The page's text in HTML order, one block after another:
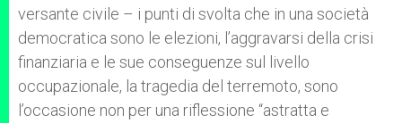
versante civile – i punti di svolta che in una società
democratica sono le elezioni, l’aggravarsi della crisi
finanziaria e le sue conseguenze sul livello
occupazionale, la tragedia del terremoto, sono
l’occasione non per una riflessione “astratta e